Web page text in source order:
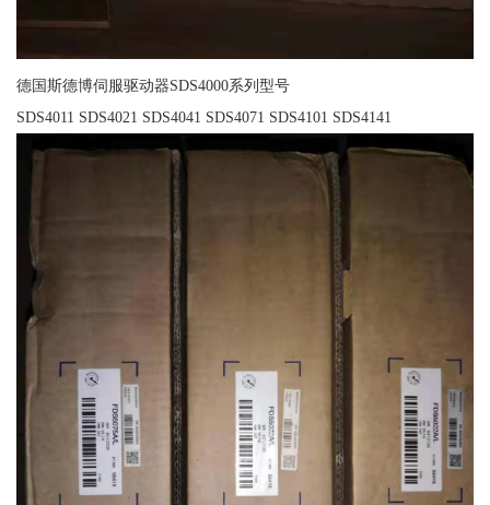
德国斯德博伺服驱动器SDS4000系列型号
SDS4011 SDS4021 SDS4041 SDS4071 SDS4101 SDS4141